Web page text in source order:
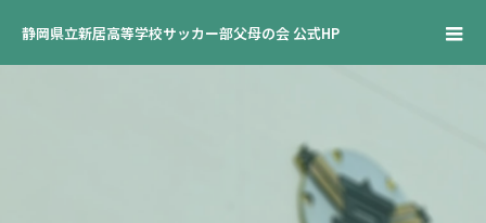
静岡県立新居高等学校サッカー部父母の会 公式HP